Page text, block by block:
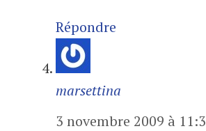
Répondre
marsettina
3 novembre 2009 à